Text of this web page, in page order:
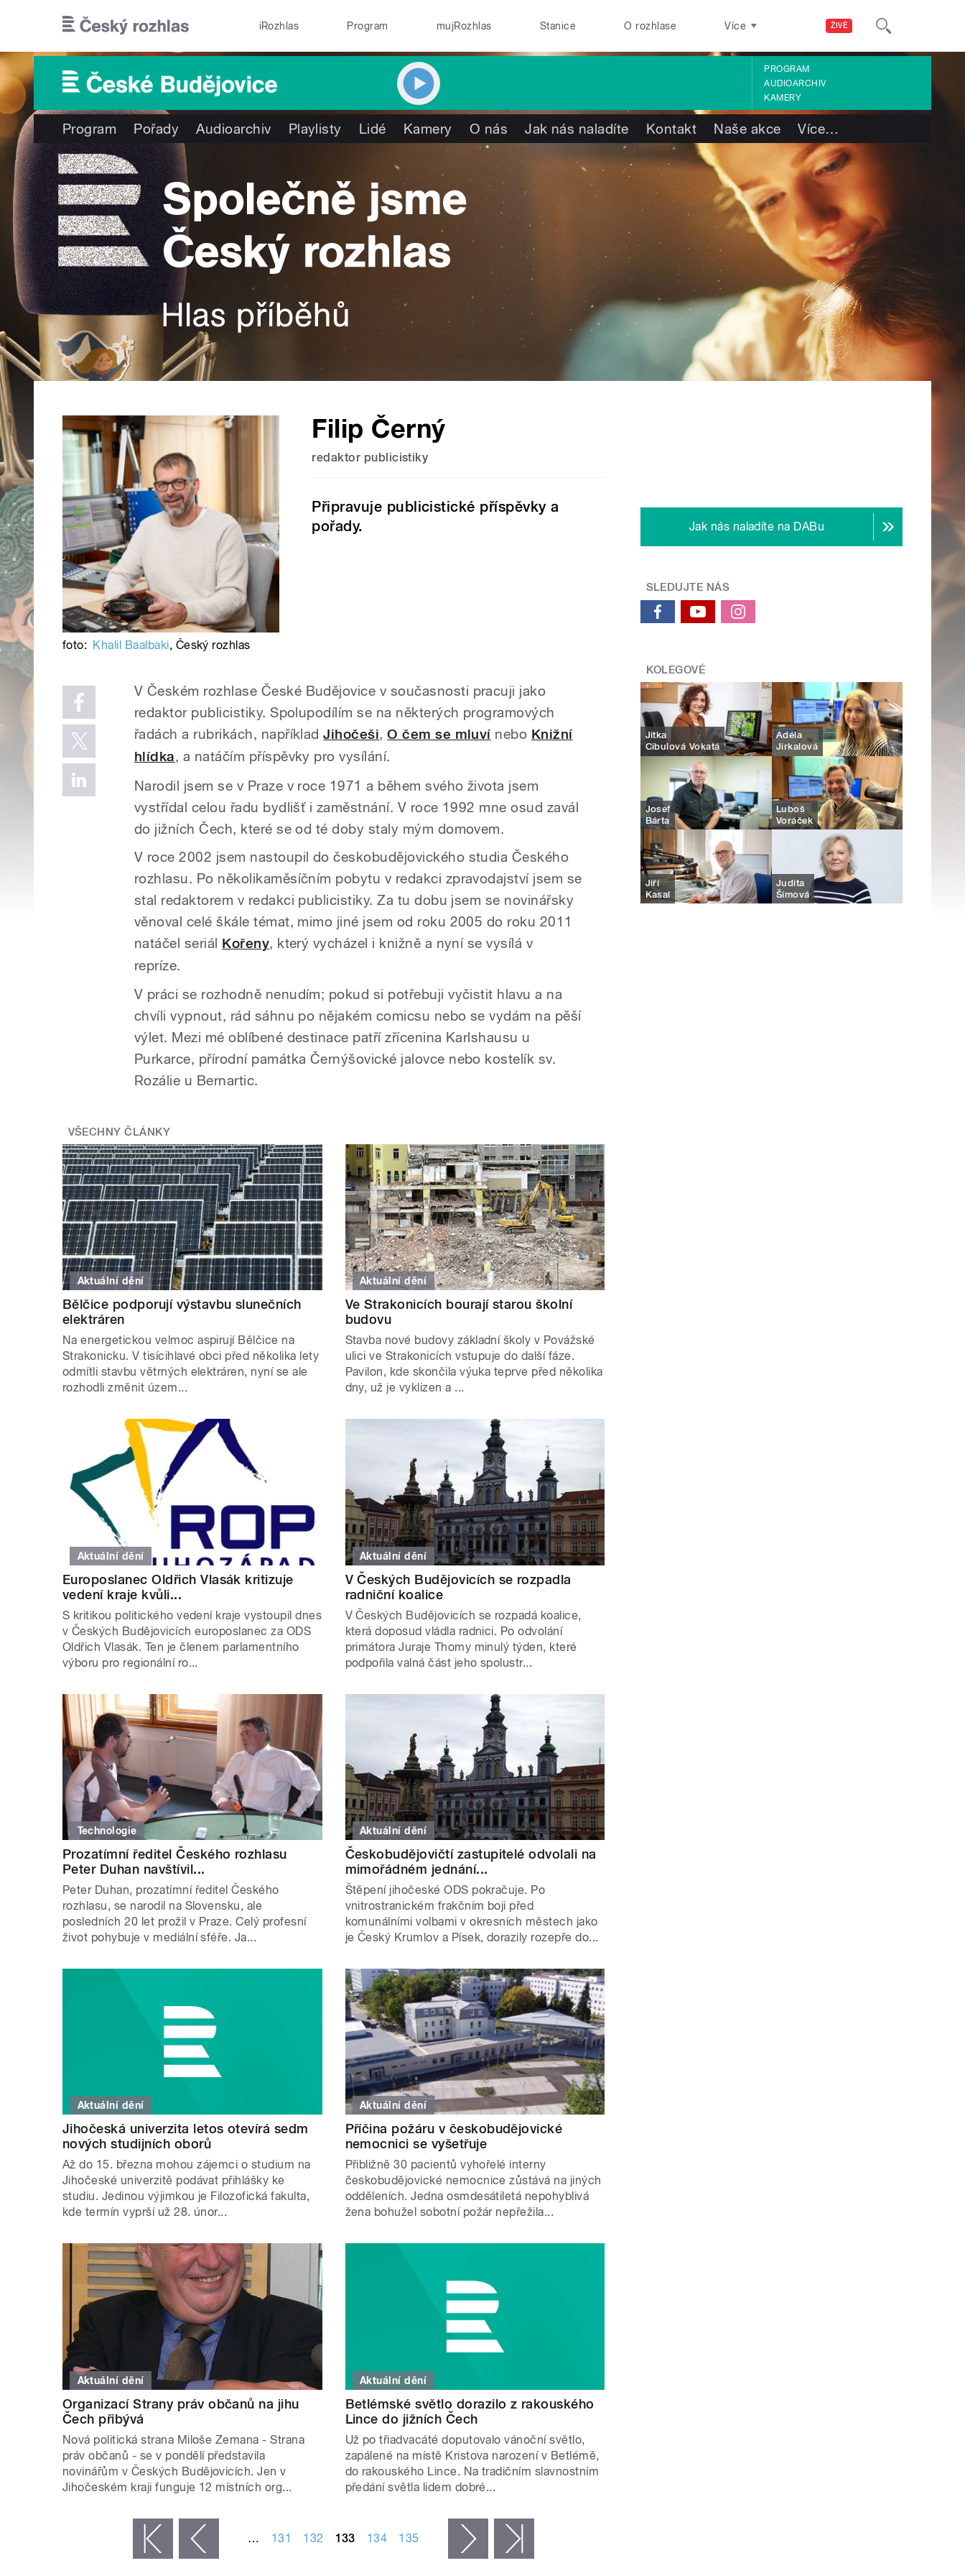
ŽIVĚ
iRozhlas Program mujRozhlas Stanice O rozhlase Více
PROGRAM
AUDIOARCHIV
KAMERY
Program Pořady Audioarchiv Playlisty Lidé Kamery O nás Jak nás naladíte Kontakt Naše akce Více…
Filip Černý
redaktor publicistiky
Připravuje publicistické příspěvky a
pořady.
foto: Khalil Baalbaki, Český rozhlas
V Českém rozhlase České Budějovice v současnosti pracuji jako
redaktor publicistiky. Spolupodílím se na některých programových
řadách a rubrikách, napříkladJihočeši,O čem se mluvínebo Knižní
hlídka, a natáčím příspěvky pro vysílání.
Narodil jsem se v Praze v roce 1971 a během svého života jsem
vystřídal celou řadu bydlišť i zaměstnání. V roce 1992 mne osud zavál
do jižních Čech, které se od té doby staly mým domovem.
V roce 2002 jsem nastoupil do českobudějovického studia Českého
rozhlasu. Po několikaměsíčním pobytu v redakci zpravodajství jsem se
stal redaktorem v redakci publicistiky. Za tu dobu jsem se novinářsky
věnoval celé škále témat, mimo jiné jsem od roku 2005 do roku 2011
natáčel seriál Kořeny, který vycházel i knižně a nyní se vysílá v
repríze.
V práci se rozhodně nenudím; pokud si potřebuji vyčistit hlavu a na
chvíli vypnout, rád sáhnu po nějakém comicsu nebo se vydám na pěší
výlet. Mezi mé oblíbené destinace patří zřícenina Karlshausu u
Purkarce, přírodní památka Černýšovické jalovce nebo kostelík sv.
Rozálie u Bernartic.
VŠECHNY ČLÁNKY
Aktuální dění
Bělčice podporují výstavbu slunečních
elektráren
Na energetickou velmoc aspirují Bělčice na
Strakonicku. V tisícihlavé obci před několika lety
odmítli stavbu větrných elektráren, nyní se ale
rozhodli změnit územ...
Aktuální dění
Ve Strakonicích bourají starou školní
budovu
Stavba nové budovy základní školy v Povážské
ulici ve Strakonicích vstupuje do další fáze.
Pavilon, kde skončila výuka teprve před několika
dny, už je vyklizen a ...
Aktuální dění
Europoslanec Oldřich Vlasák kritizuje
vedení kraje kvůli...
S kritikou politického vedení kraje vystoupil dnes
v Českých Budějovicích europoslanec za ODS
Oldřich Vlasák. Ten je členem parlamentního
výboru pro regionální ro...
Aktuální dění
V Českých Budějovicích se rozpadla
radniční koalice
V Českých Budějovicích se rozpadá koalice,
která doposud vládla radnici. Po odvolání
primátora Juraje Thomy minulý týden, které
podpořila valná část jeho spolustr...
Technologie
Prozatímní ředitel Českého rozhlasu
Peter Duhan navštívil...
Peter Duhan, prozatímní ředitel Českého
rozhlasu, se narodil na Slovensku, ale
posledních 20 let prožil v Praze. Celý profesní
život pohybuje v mediální sféře. Ja...
Aktuální dění
Českobudějovičtí zastupitelé odvolali na
mimořádném jednání...
Štěpení jihočeské ODS pokračuje. Po
vnitrostranickém frakčním boji před
komunálními volbami v okresních městech jako
je Český Krumlov a Písek, dorazily rozepře do...
Aktuální dění
Jihočeská univerzita letos otevírá sedm
nových studijních oborů
Až do 15. března mohou zájemci o studium na
Jihočeské univerzitě podávat přihlášky ke
studiu. Jedinou výjimkou je Filozofická fakulta,
kde termín vyprší už 28. únor...
Aktuální dění
Příčina požáru v českobudějovické
nemocnici se vyšetřuje
Přibližně 30 pacientů vyhořelé interny
českobudějovické nemocnice zůstává na jiných
odděleních. Jedna osmdesátiletá nepohyblivá
žena bohužel sobotní požár nepřežila...
Aktuální dění
Organizací Strany práv občanů na jihu
Čech přibývá
Nová politická strana Miloše Zemana - Strana
práv občanů - se v pondělí představila
novinářům v Českých Budějovicích. Jen v
Jihočeském kraji funguje 12 místních org...
Aktuální dění
Betlémské světlo dorazilo z rakouského
Lince do jižních Čech
Už po třiadvacáté doputovalo vánoční světlo,
zapálené na místě Kristova narození v Betlémě,
do rakouského Lince. Na tradičním slavnostním
předání světla lidem dobré...
‹ předchozí … 131 132 133 134 135 následující ›
Jak nás naladíte na DABu
SLEDUJTE NÁS
KOLEGOVÉ
Jitka
Cibulová Vokatá
Adéla
Jirkalová
Josef
Bárta
Luboš
Voráček
Jiří
Kasal
Judita
Šímová